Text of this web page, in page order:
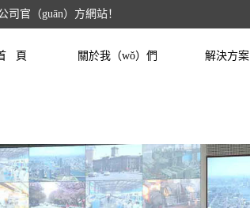
官（guān）方網站！
頁 關於我（wǒ）們 解決方案